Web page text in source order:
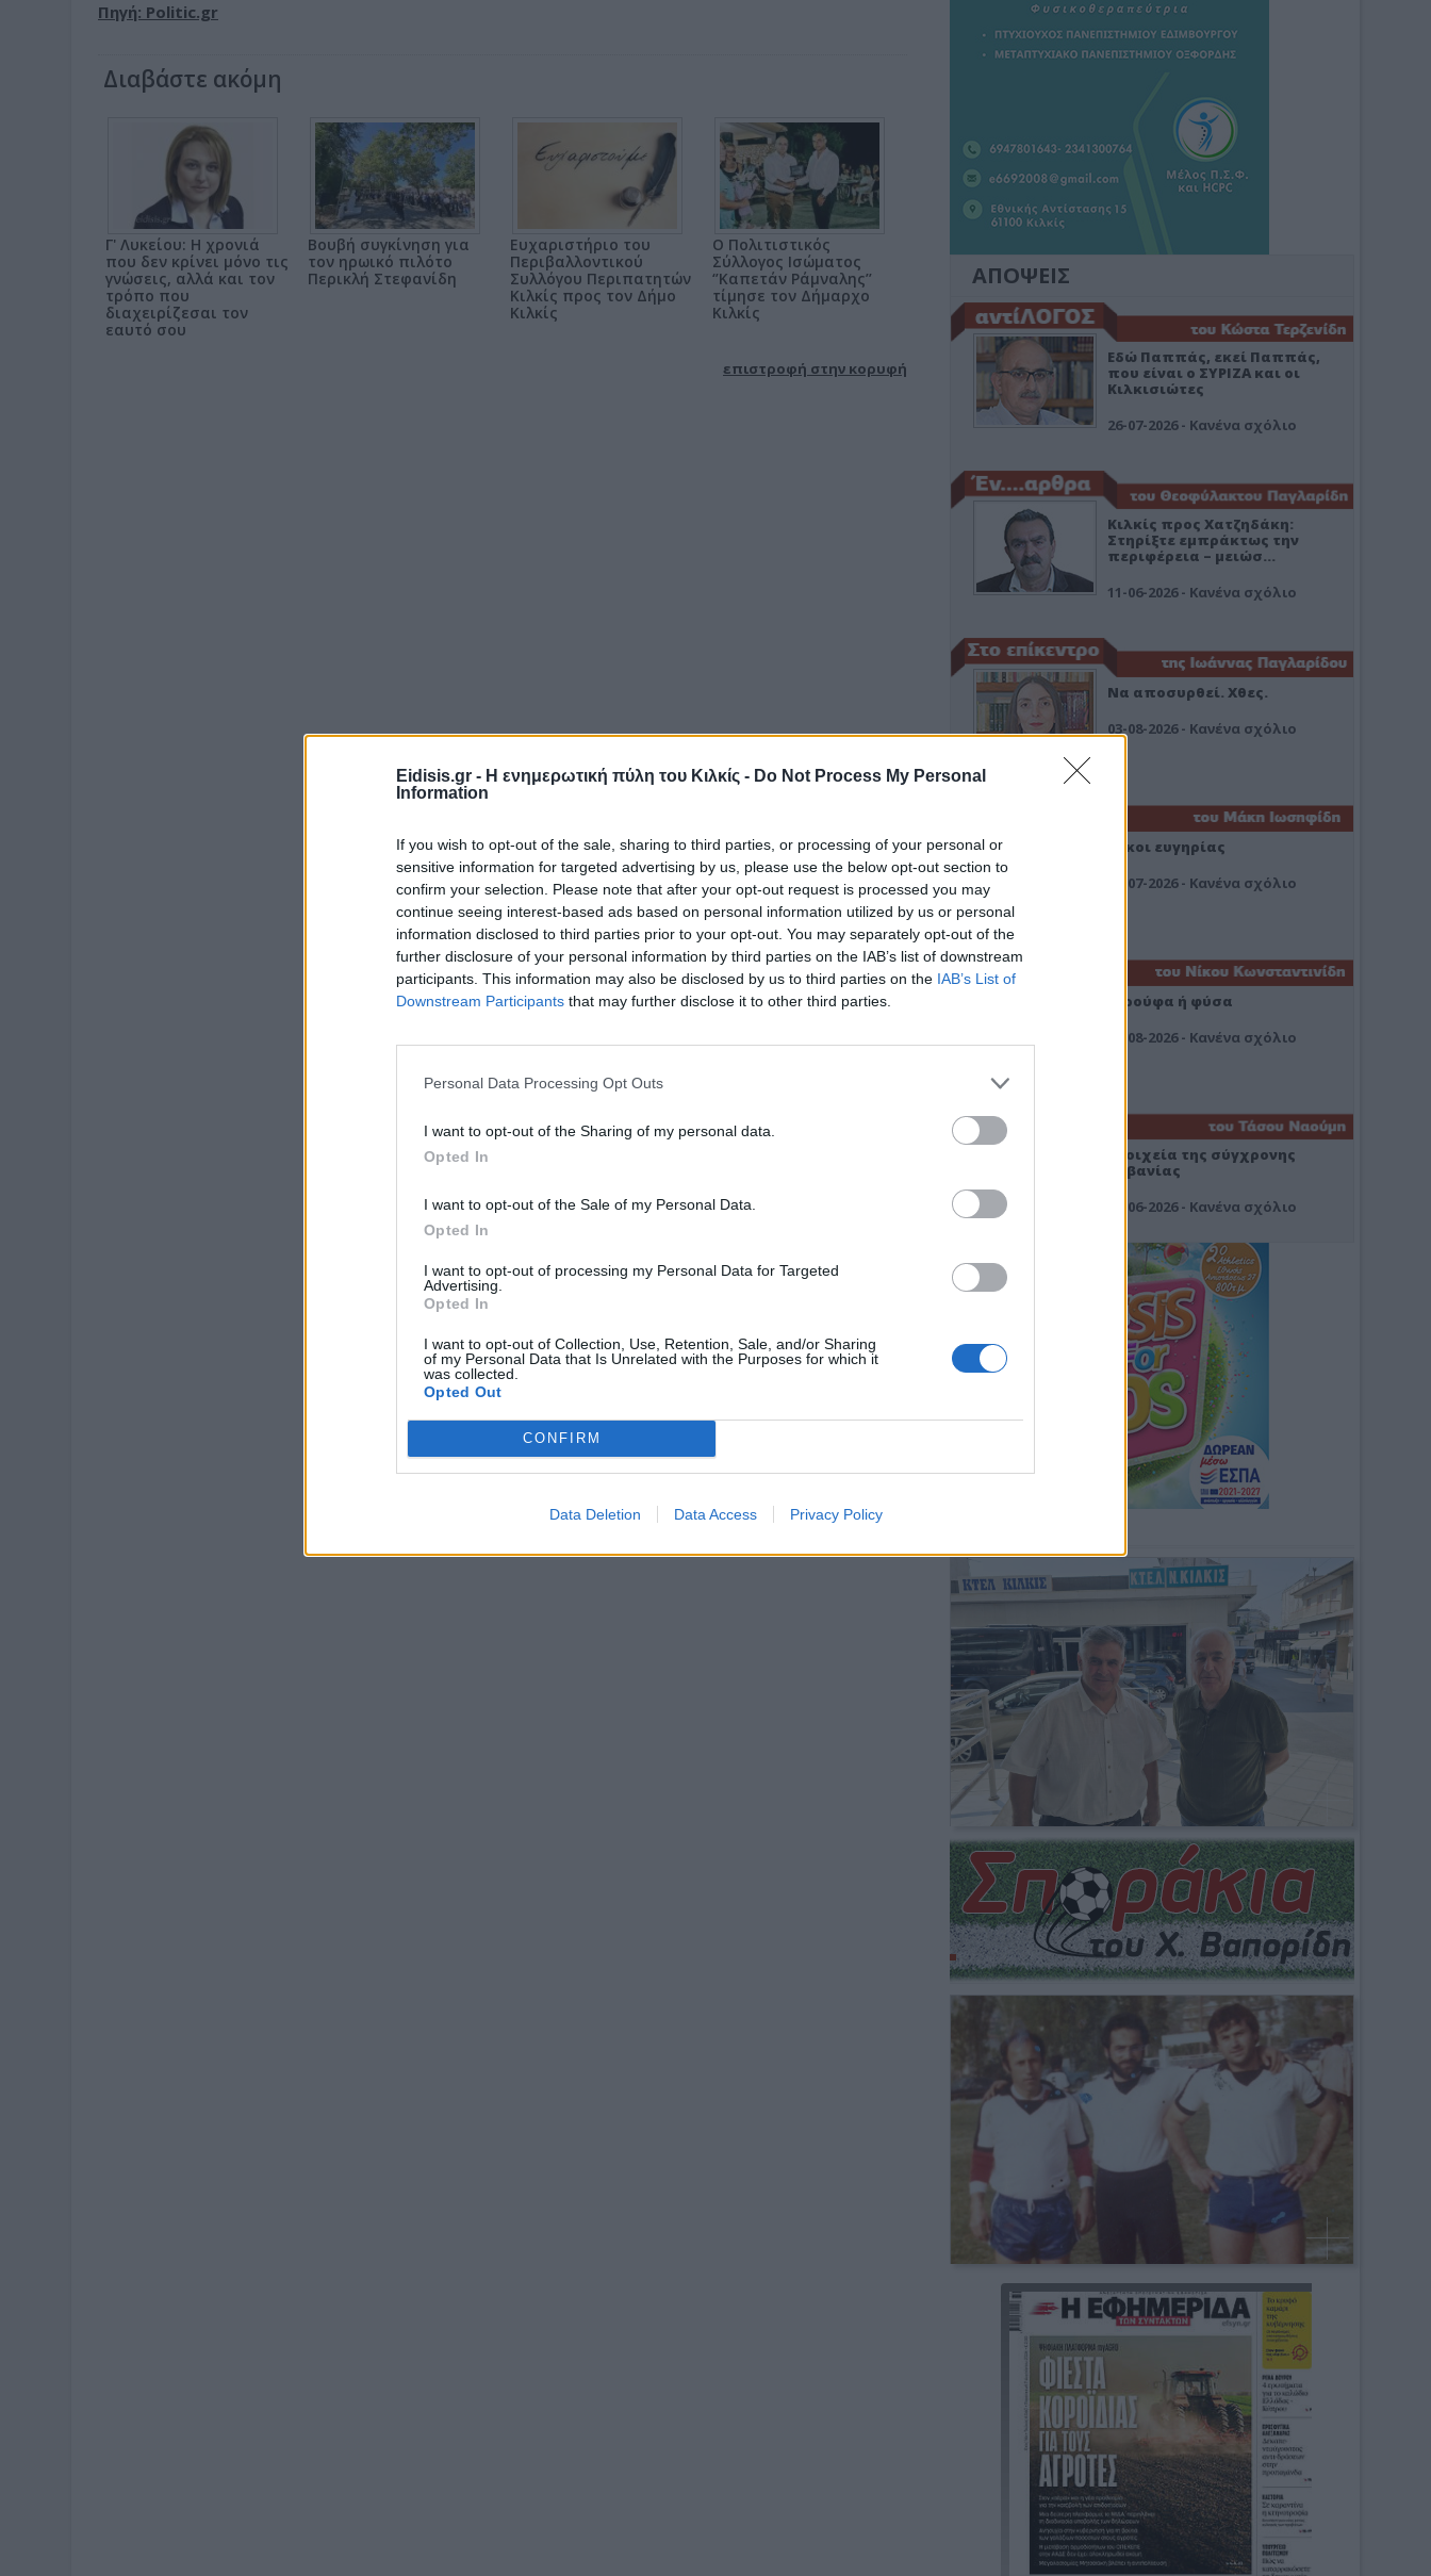
Eidisis.gr - Η ενημερωτική πύλη του Κιλκίς - Do Not Process My Personal
Information
If you wish to opt-out of the sale, sharing to third parties, or processing of your personal or
sensitive information for targeted advertising by us, please use the below opt-out section to
confirm your selection. Please note that after your opt-out request is processed you may
continue seeing interest-based ads based on personal information utilized by us or personal
information disclosed to third parties prior to your opt-out. You may separately opt-out of the
further disclosure of your personal information by third parties on the IAB’s list of downstream
participants. This information may also be disclosed by us to third parties on the IAB’s List of
Downstream Participants that may further disclose it to other third parties.
Personal Data Processing Opt Outs
I want to opt-out of the Sharing of my personal data.
Opted In
I want to opt-out of the Sale of my Personal Data.
Opted In
I want to opt-out of processing my Personal Data for Targeted
Advertising.
Opted In
I want to opt-out of Collection, Use, Retention, Sale, and/or Sharing
of my Personal Data that Is Unrelated with the Purposes for which it
was collected.
Opted Out
CONFIRM
Data Deletion Data Access Privacy Policy
Πηγή: Politic.gr
Διαβάστε ακόμη
Γ' Λυκείου: Η χρονιά
που δεν κρίνει μόνο τις
γνώσεις, αλλά και τον
τρόπο που
διαχειρίζεσαι τον
εαυτό σου
Βουβή συγκίνηση για
τον ηρωικό πιλότο
Περικλή Στεφανίδη
Ευχαριστήριο του
Περιβαλλοντικού
Συλλόγου Περιπατητών
Κιλκίς προς τον Δήμο
Κιλκίς
Ο Πολιτιστικός
Σύλλογος Ισώματος
‘’Καπετάν Ράμναλης’’
τίμησε τον Δήμαρχο
Κιλκίς
επιστροφή στην κορυφή
ΑΠΟΨΕΙΣ
Εδώ Παππάς, εκεί Παππάς,
που είναι ο ΣΥΡΙΖΑ και οι
Κιλκισιώτες
26-07-2026 - Κανένα σχόλιο
Κιλκίς προς Χατζηδάκη:
Στηρίξτε εμπράκτως την
περιφέρεια – μειώσ…
11-06-2026 - Κανένα σχόλιο
Να αποσυρθεί. Χθες.
03-08-2026 - Κανένα σχόλιο
Οίκοι ευγηρίας
24-07-2026 - Κανένα σχόλιο
Ή ρούφα ή φύσα
03-08-2026 - Κανένα σχόλιο
Στοιχεία της σύγχρονης
Αλβανίας
19-06-2026 - Κανένα σχόλιο